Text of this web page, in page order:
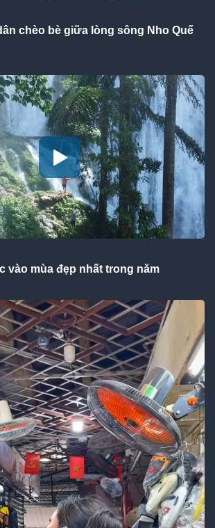
chèo bè giữa lòng sông Nho Quế
vào mùa đẹp nhất trong năm